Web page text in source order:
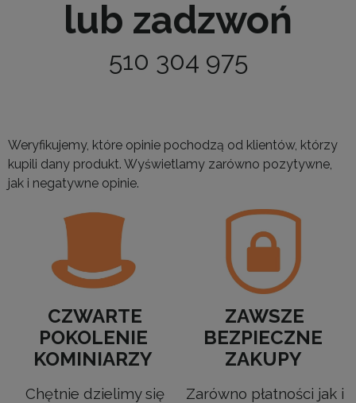
lub zadzwoń
510 304 975
Weryfikujemy, które opinie pochodzą od klientów, którzy
kupili dany produkt. Wyświetlamy zarówno pozytywne,
jak i negatywne opinie.
CZWARTE
POKOLENIE
KOMINIARZY
Chętnie dzielimy się
ZAWSZE
BEZPIECZNE
ZAKUPY
Zarówno płatności jak i